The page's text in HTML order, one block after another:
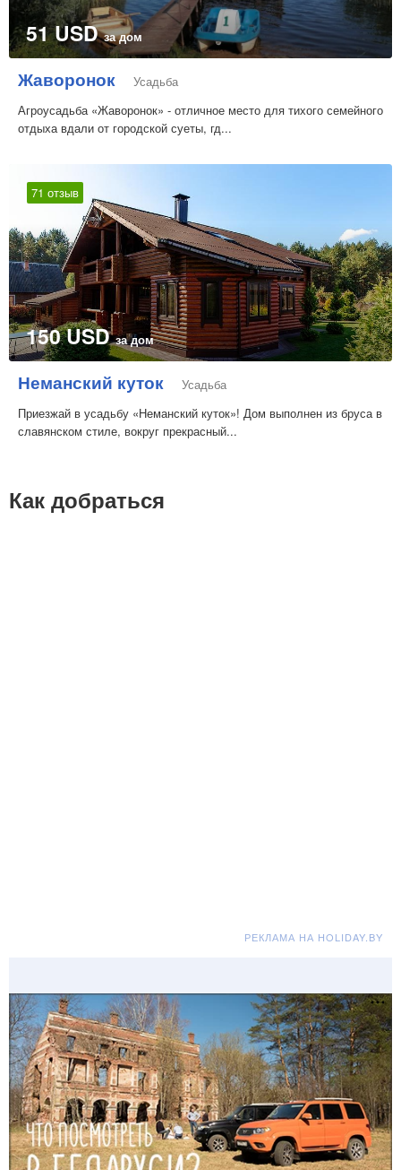
51 USDза дом
Жаворонок
Усадьба
Агроусадьба «Жаворонок» - отличное место для тихого семейного
отдыха вдали от городской суеты, гд...
71 отзыв
150 USDза дом
Неманский куток
Усадьба
Приезжай в усадьбу «Неманский куток»! Дом выполнен из бруса в
славянском стиле, вокруг прекрасный...
Как добраться
РЕКЛАМА НА HOLIDAY.BY